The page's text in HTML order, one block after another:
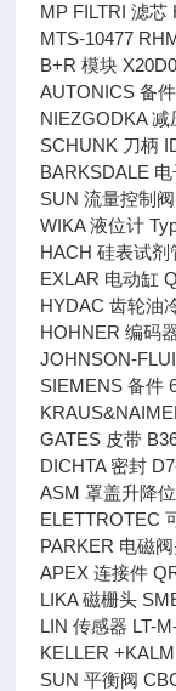
MP FILTRI 滤芯
MTS-10477
B+R 模块
AUTONICS 备
NIEZGODKA 减
SCHUNK 刀柄
BARKSDALE
SUN 流量控制
WIKA 液位计
HACH 硅表试剂
EXLAR 电动缸
HYDAC 齿轮油
HOHNER 编码
JOHNSON-
SIEMENS 备件
GATES 皮带
DICHTA 密封
ASM 罩盖升降
ELETTROTEC
PARKER 电磁
APEX 连接件
LIKA 磁栅头
LIN 传感器 LT-
KELLER
SUN 平衡阀